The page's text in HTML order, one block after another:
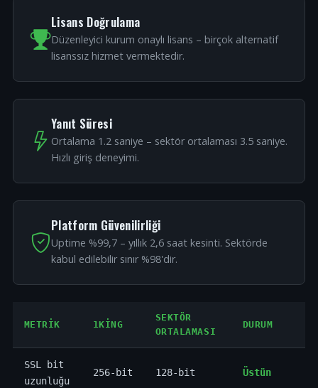
Lisans Doğrulama
Düzenleyici kurum onaylı lisans – birçok alternatif
lisanssız hizmet vermektedir.
Yanıt Süresi
Ortalama 1.2 saniye – sektör ortalaması 3.5 saniye.
Hızlı giriş deneyimi.
Platform Güvenilirliği
Uptime %99,7 – yıllık 2,6 saat kesinti. Sektörde
kabul edilebilir sınır %98'dir.
METRIK 1KING
SEKTÖR
ORTALAMASI
DURUM
SSL bit
uzunluğu
256-bit 128-bit Üstün